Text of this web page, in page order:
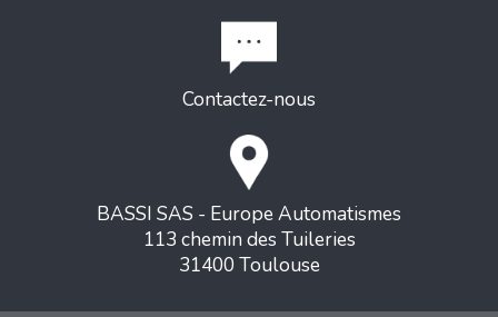
Contactez-nous
BASSI SAS - Europe Automatismes
113 chemin des Tuileries
31400 Toulouse